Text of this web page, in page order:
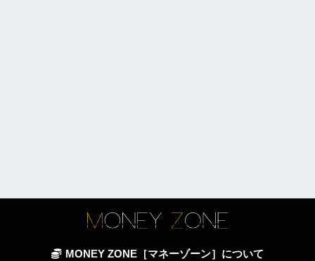
MONEY ZONE［マネーゾーン］について